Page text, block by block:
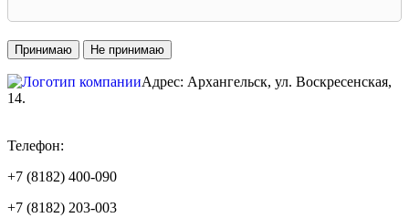
Принимаю Не принимаю
Адрес: Архангельск, ул. Воскресенская,
14.
Телефон:
+7 (8182) 400-090
+7 (8182) 203-003